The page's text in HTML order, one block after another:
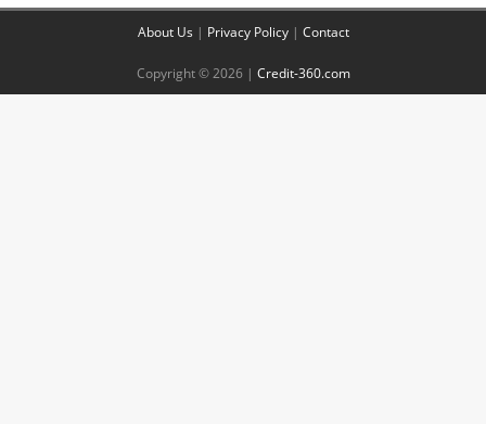
About Us | Privacy Policy| Contact
Copyright © 2026 | Credit-360.com